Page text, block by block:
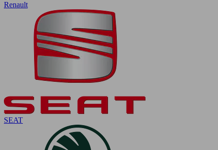
Renault
SEAT